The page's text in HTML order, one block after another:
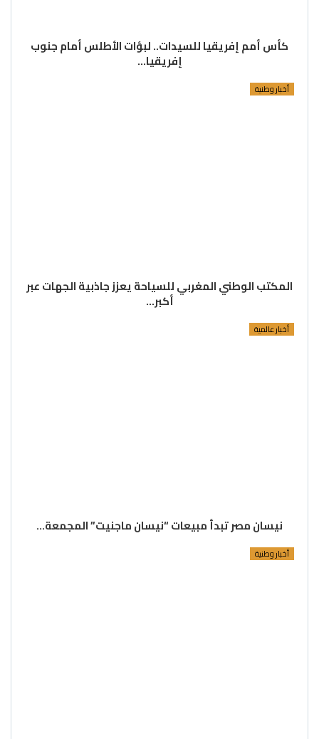
كأس أمم إفريقيا للسيدات.. لبؤات الأطلس أمام جنوب
إفريقيا…
أخبار وطنية
المكتب الوطني المغربي للسياحة يعزز جاذبية الجهات عبر
أكبر…
أخبار عالمية
نيسان مصر تبدأ مبيعات “نيسان ماجنيت” المجمعة…
أخبار وطنية